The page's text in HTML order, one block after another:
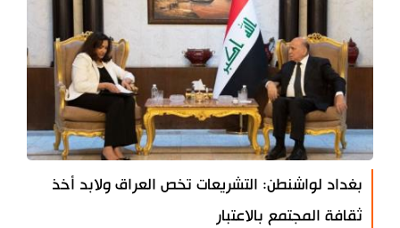
بغداد لواشنطن: التشريعات تخص العراق ولابد أخذ
ثقافة المجتمع بالاعتبار